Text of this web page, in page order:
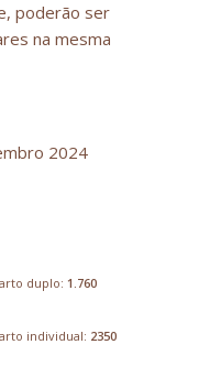
poderão ser
na mesma
2024
duplo: 1.760
individual: 2350